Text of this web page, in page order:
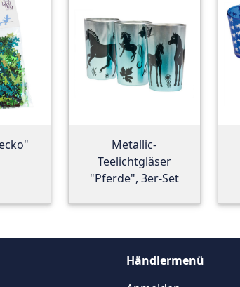
Metallic-
Teelichtgläser
"Pferde", 3er-Set
Händlermenü